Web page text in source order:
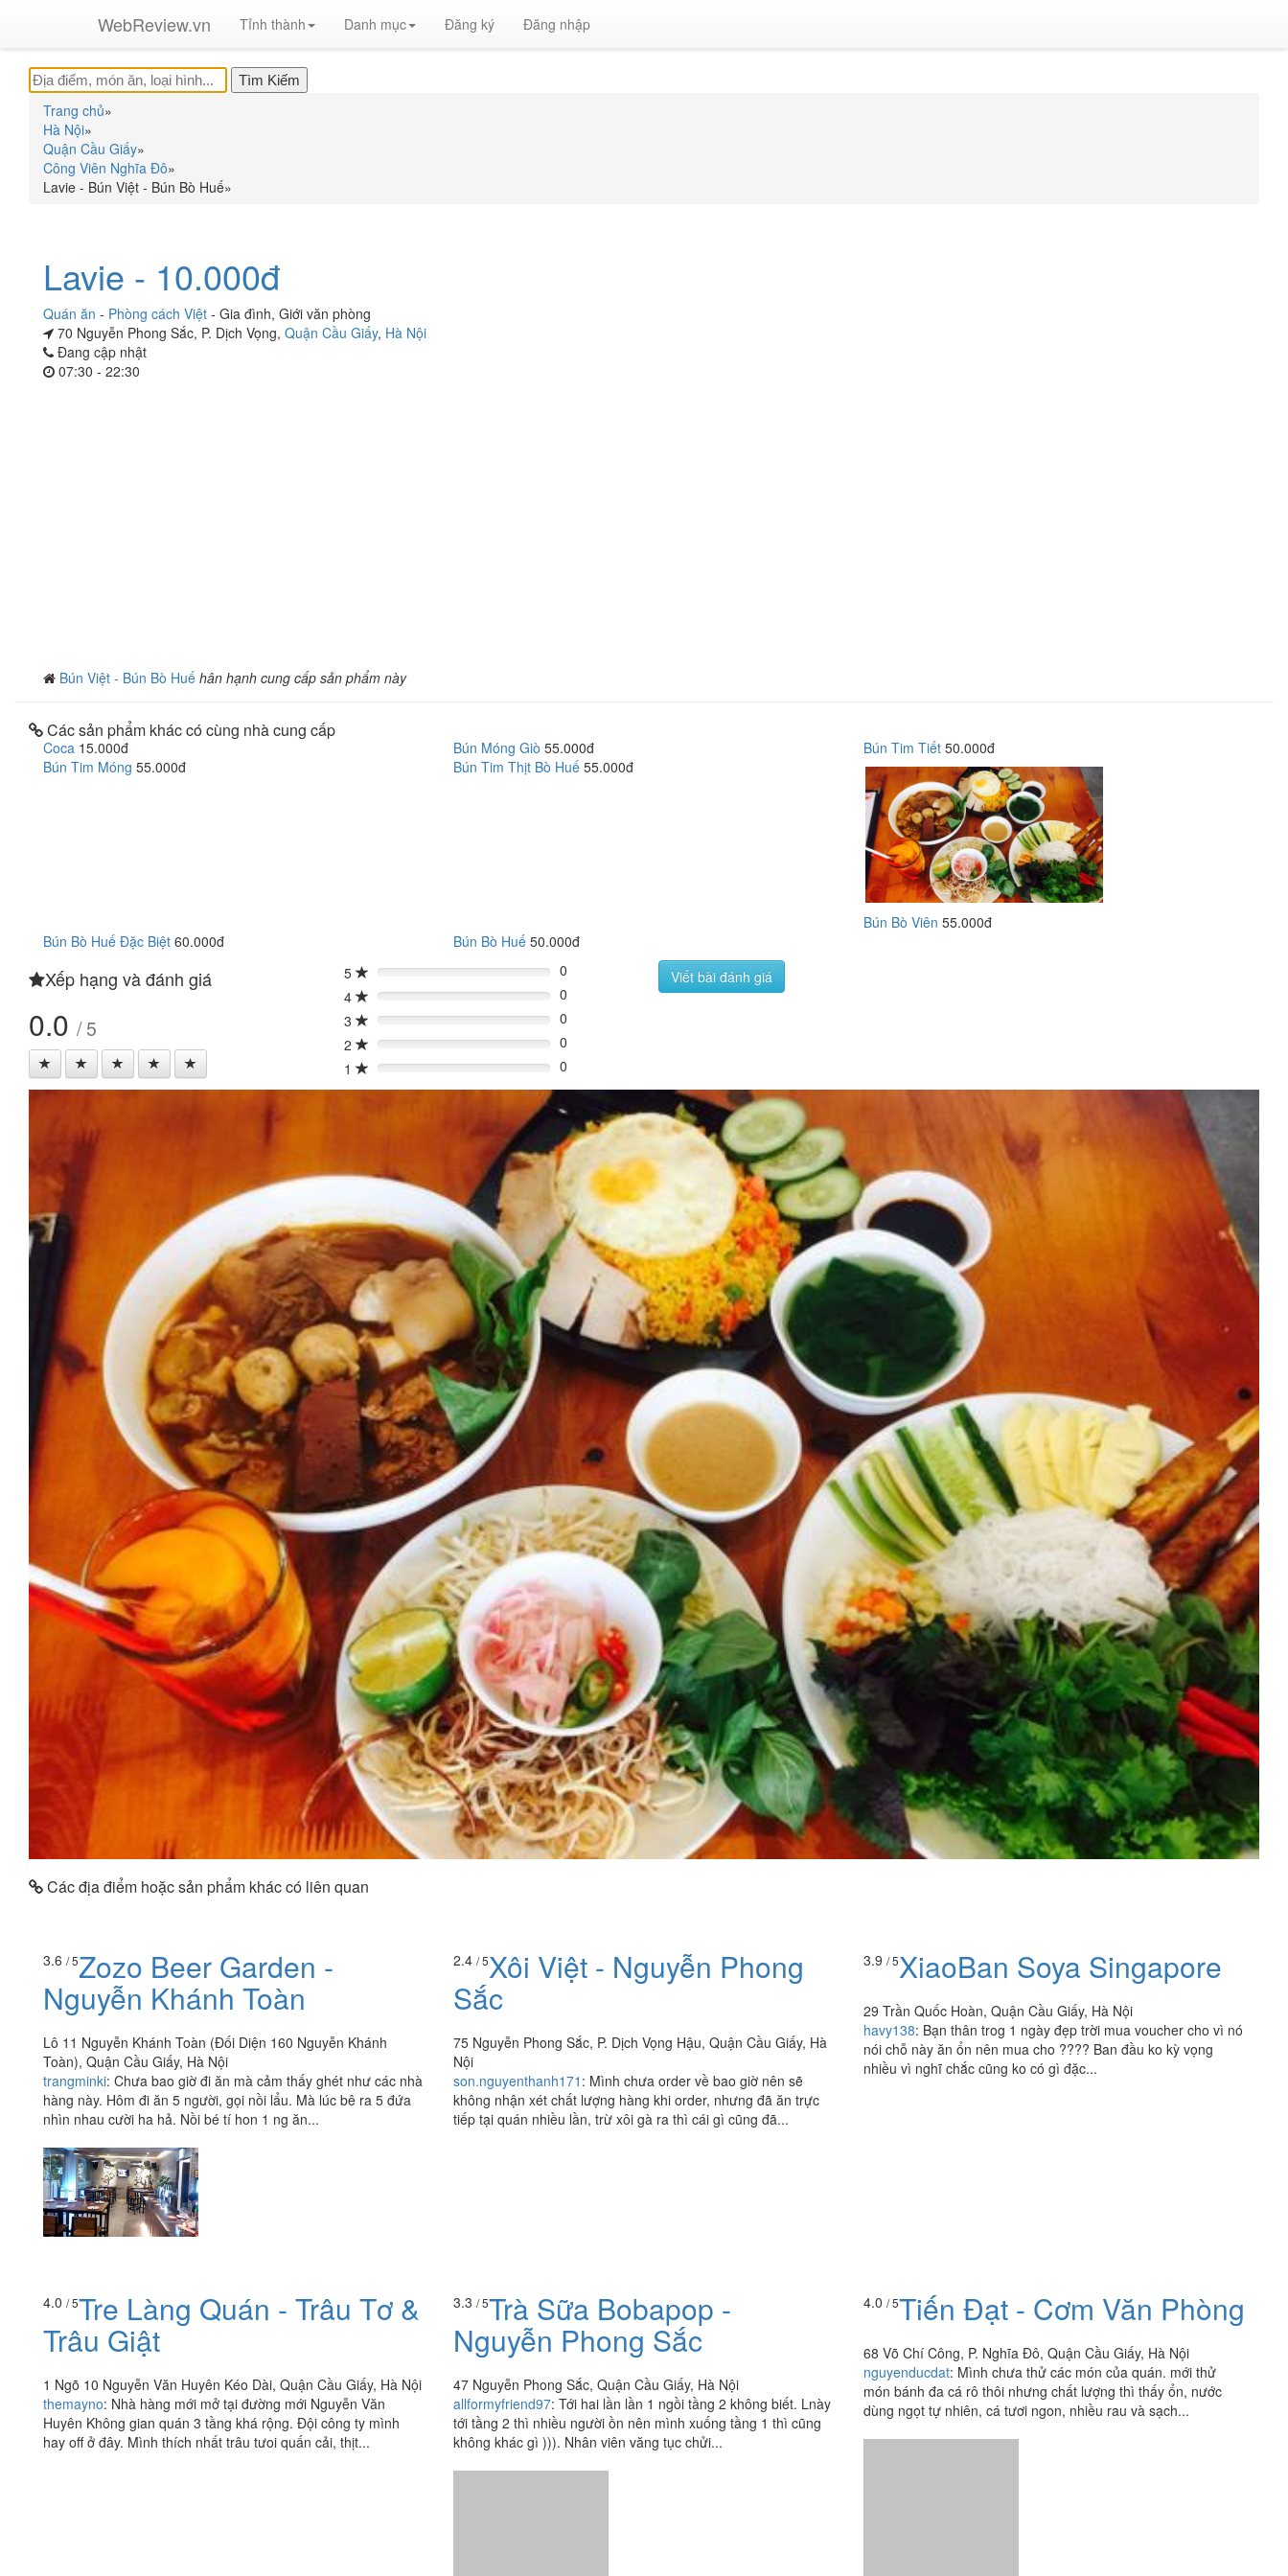
WebReview.vn Tỉnh thành Danh mục Đăng ký Đăng nhập
Trang chủ»
Hà Nội»
Quận Cầu Giấy»
Công Viên Nghĩa Đô»
Lavie - Bún Việt - Bún Bò Huế»
Lavie - 10.000đ
Quán ăn - Phòng cách Việt - Gia đình, Giới văn phòng
70 Nguyễn Phong Sắc, P. Dịch Vọng, Quận Cầu Giấy, Hà Nội
Đang cập nhật
07:30 - 22:30
Bún Việt - Bún Bò Huế hân hạnh cung cấp sản phẩm này
Các sản phẩm khác có cùng nhà cung cấp
Coca 15.000đ Bún Móng Giò 55.000đ Bún Tim Tiết 50.000đ
Bún Tim Móng 55.000đ Bún Tim Thịt Bò Huế 55.000đ
Bún Bò Viên 55.000đ
Bún Bò Huế Đặc Biệt 60.000đ Bún Bò Huế 50.000đ
Xếp hạng và đánh giá
0.0 / 5
5 0%
0
4
0%
0
3
0%
0
2
0%
0
1
0% 0
Viết bài đánh giá
Các địa điểm hoặc sản phẩm khác có liên quan
3.6 / 5Zozo Beer Garden -
Nguyễn Khánh Toàn
Lô 11 Nguyễn Khánh Toàn (Đối Diện 160 Nguyễn Khánh
Toàn), Quận Cầu Giấy, Hà Nội
trangminki: Chưa bao giờ đi ăn mà cảm thấy ghét như các nhà
hàng này. Hôm đi ăn 5 người, gọi nồi lẩu. Mà lúc bê ra 5 đứa
nhìn nhau cười ha hả. Nồi bé tí hon 1 ng ăn...
2.4 / 5Xôi Việt - Nguyễn Phong
Sắc
75 Nguyễn Phong Sắc, P. Dịch Vọng Hậu, Quận Cầu Giấy, Hà
Nội
son.nguyenthanh171 : Mình chưa order về bao giờ nên sẽ
không nhận xét chất lượng hàng khi order, nhưng đã ăn trực
tiếp tại quán nhiều lần, trừ xôi gà ra thì cái gì cũng đã...
3.9 / 5XiaoBan Soya Singapore
29 Trần Quốc Hoàn, Quận Cầu Giấy, Hà Nội
havy138: Bạn thân trog 1 ngày đẹp trời mua voucher cho vì nó
nói chỗ này ăn ổn nên mua cho ???? Ban đầu ko kỳ vọng
nhiều vì nghĩ chắc cũng ko có gì đặc...
4.0 / 5 Tre Làng Quán - Trâu Tơ &
Trâu Giật
1 Ngõ 10 Nguyễn Văn Huyên Kéo Dài, Quận Cầu Giấy, Hà Nội
themayno: Nhà hàng mới mở tại đường mới Nguyễn Văn
Huyên Không gian quán 3 tầng khá rộng. Đội công ty mình
hay off ở đây. Mình thích nhất trâu tưoi quấn cải, thịt...
3.3 / 5 Trà Sữa Bobapop -
Nguyễn Phong Sắc
47 Nguyễn Phong Sắc, Quận Cầu Giấy, Hà Nội
allformyfriend97 : Tới hai lần lần 1 ngồi tầng 2 không biết. Lnày
tới tầng 2 thì nhiều người ồn nên mình xuống tầng 1 thì cũng
không khác gì ))). Nhân viên văng tục chửi...
4.0 / 5 Tiến Đạt - Cơm Văn Phòng
68 Võ Chí Công, P. Nghĩa Đô, Quận Cầu Giấy, Hà Nội
nguyenducdat: Mình chưa thử các món của quán. mới thử
món bánh đa cá rô thôi nhưng chất lượng thì thấy ổn, nước
dùng ngọt tự nhiên, cá tươi ngon, nhiều rau và sạch...